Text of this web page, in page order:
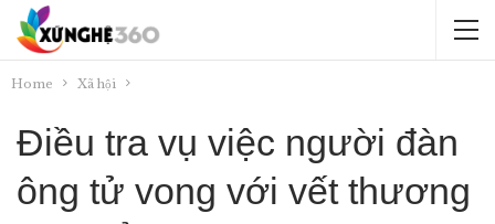
Home Xã hội
Điều tra vụ việc người đàn
ông tử vong với vết thương